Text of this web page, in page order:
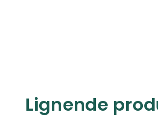
Lignende